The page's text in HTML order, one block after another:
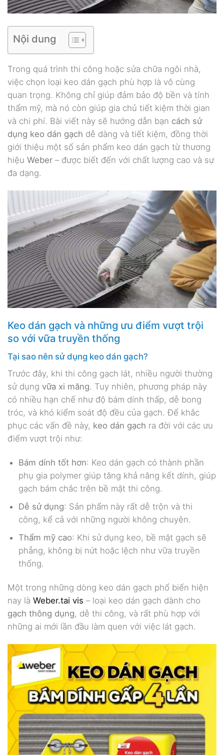
Nội dung
Trong quá trình thi công hoặc sửa chữa ngôi nhà,
việc chọn loại keo dán gạch phù hợp là vô cùng
quan trọng. Không chỉ giúp đảm bảo độ bền và tính
thẩm mỹ, mà nó còn giúp gia chủ tiết kiệm thời gian
và chi phí. Bài viết này sẽ hướng dẫn bạn cách sử
dụng keo dán gạch dễ dàng và tiết kiệm, đồng thời
giới thiệu một số sản phẩm keo dán gạch từ thương
hiệu Weber – được biết đến với chất lượng cao và sự
đa dạng.
Keo dán gạch và những ưu điểm vượt trội
so với vữa truyền thống
Tại sao nên sử dụng keo dán gạch?
Trước đây, khi thi công gạch lát, nhiều người thường
sử dụng vữa xi măng. Tuy nhiên, phương pháp này
có nhiều hạn chế như độ bám dính thấp, dễ bong
tróc, và khó kiểm soát độ đều của gạch. Để khắc
phục các vấn đề này, keo dán gạch ra đời với các ưu
điểm vượt trội như:
Bám dính tốt hơn: Keo dán gạch có thành phần
phụ gia polymer giúp tăng khả năng kết dính, giúp
gạch bám chắc trên bề mặt thi công.
Dễ sử dụng: Sản phẩm này rất dễ trộn và thi
công, kể cả với những người không chuyên.
Thẩm mỹ cao: Khi sử dụng keo, bề mặt gạch sẽ
phẳng, không bị nứt hoặc lệch như vữa truyền
thống.
Một trong những dòng keo dán gạch phổ biến hiện
nay là Weber.tai vis – loại keo dán gạch dành cho
gạch thông dụng, dễ thi công, và rất phù hợp với
những ai mới lần đầu làm quen với việc lát gạch.